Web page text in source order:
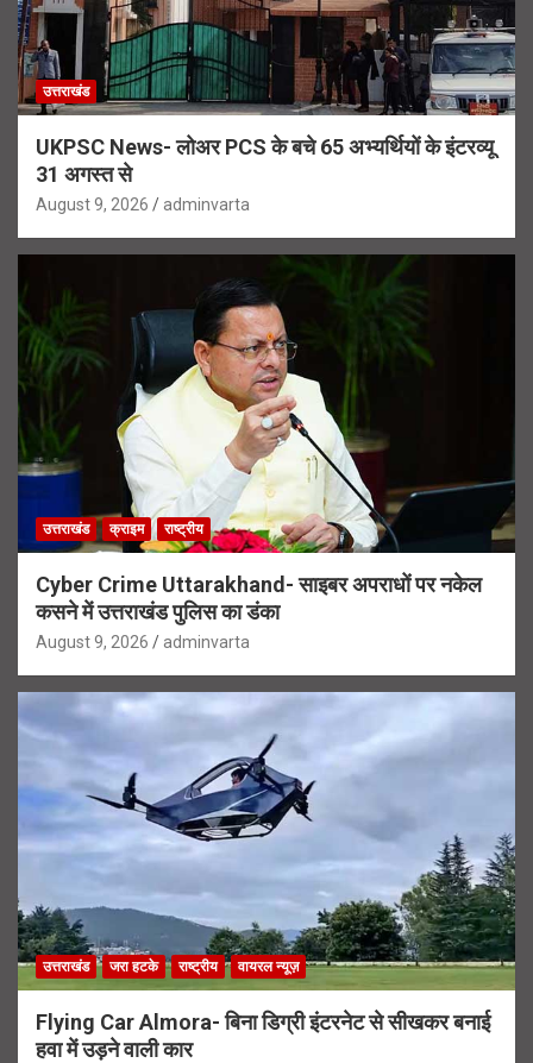
उत्तराखंड
UKPSC News- लोअर PCS के बचे 65 अभ्यर्थियों के इंटरव्यू
31 अगस्त से
August 9, 2026 adminvarta
उत्तराखंड क्राइम राष्ट्रीय
Cyber Crime Uttarakhand- साइबर अपराधों पर नकेल
कसने में उत्तराखंड पुलिस का डंका
August 9, 2026 adminvarta
उत्तराखंड जरा हटके राष्ट्रीय वायरल न्यूज़
Flying Car Almora- बिना डिग्री इंटरनेट से सीखकर बनाई
हवा में उड़ने वाली कार